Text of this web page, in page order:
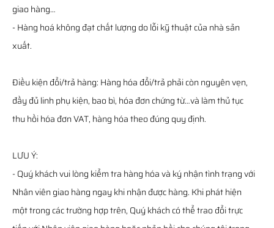
giao hàng…
- Hàng hoá không đạt chất lượng do lỗi kỹ thuật của nhà sản
xuất.
Điều kiện đổi/trả hàng: Hàng hóa đổi/trả phải còn nguyên vẹn,
đầy đủ linh phụ kiện, bao bì, hóa đơn chứng từ…và làm thủ tục
thu hồi hóa đơn VAT, hàng hóa theo đúng quy định.
LƯU Ý:
- Quý khách vui lòng kiểm tra hàng hóa và ký nhận tình trạng với
Nhân viên giao hàng ngay khi nhận được hàng. Khi phát hiện
một trong các trường hợp trên, Quý khách có thể trao đổi trực